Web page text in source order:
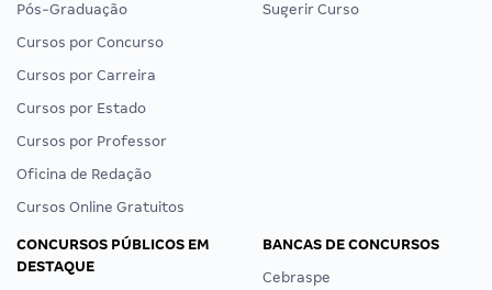
Pós-Graduação
Cursos por Concurso
Cursos por Carreira
Cursos por Estado
Cursos por Professor
Oficina de Redação
Cursos Online Gratuitos
Sugerir Curso
CONCURSOS PÚBLICOS EM
DESTAQUE
BANCAS DE CONCURSOS
Cebraspe